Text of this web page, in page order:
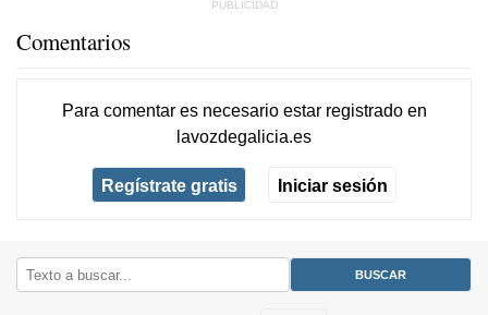
Comentarios
Para comentar es necesario estar registradoen
lavozdegalicia.es
Regístrate gratis Iniciar sesión